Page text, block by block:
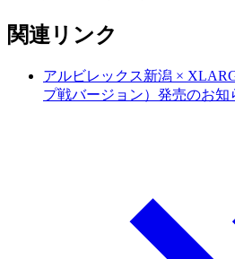
関連リンク
アルビレックス新潟 ×
プ戦バージョン）発売のお知